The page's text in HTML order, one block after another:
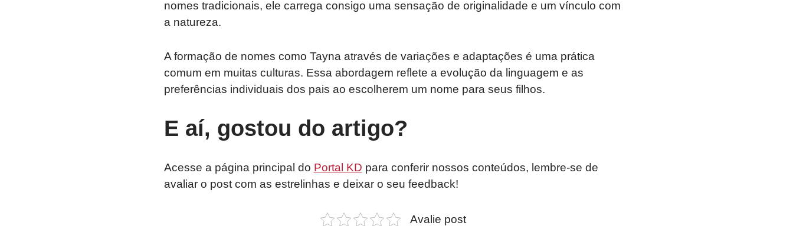
nomes tradicionais, ele carrega consigo uma sensação de originalidade e um vínculo com
a natureza.
A formação de nomes como Tayna através de variações e adaptações é uma prática
comum em muitas culturas. Essa abordagem reflete a evolução da linguagem e as
preferências individuais dos pais ao escolherem um nome para seus filhos.
E aí, gostou do artigo?
Acesse a página principal do Portal KD para conferir nossos conteúdos, lembre-se de
avaliar o post com as estrelinhas e deixar o seu feedback!
Avalie post